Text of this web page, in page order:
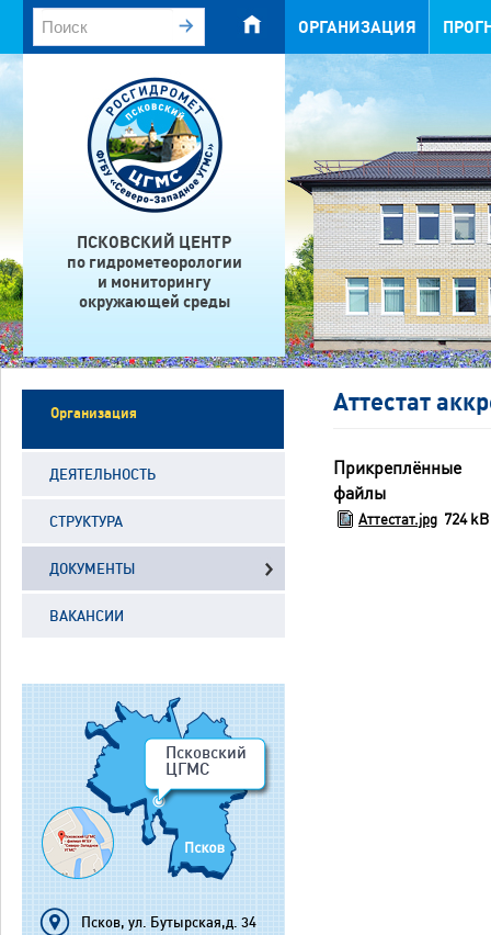
ОРГАНИЗАЦИЯ
ПСКОВСКИЙ ЦЕНТР
по гидрометеорологии
и мониторингу
окружающей среды
Организация
ДЕЯТЕЛЬНОСТЬ
СТРУКТУРА
ДОКУМЕНТЫ
ВАКАНСИИ
Псковский
ЦГМС
Псков, ул. Бутырская,д. 34
Аттестат
Прикреплённые
файлы
Аттестат.jpg 724 kB